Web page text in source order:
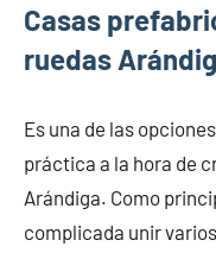
Casas
ruedas
Es una de las
práctica a la hora de
Arándiga. Como
complicada unir